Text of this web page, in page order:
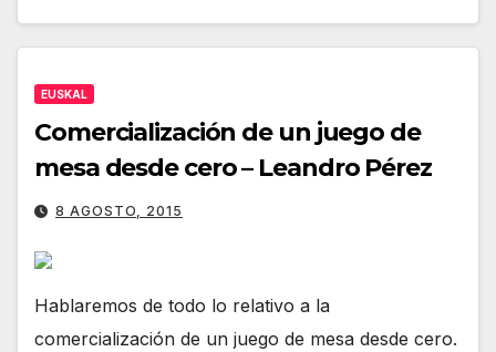
EUSKAL
Comercialización de un juego de
mesa desde cero – Leandro Pérez
8 AGOSTO, 2015
Hablaremos de todo lo relativo a la
comercialización de un juego de mesa desde cero.